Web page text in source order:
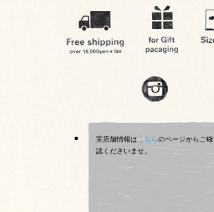
実店舗情報はこちらのページからご確
認くださいませ。